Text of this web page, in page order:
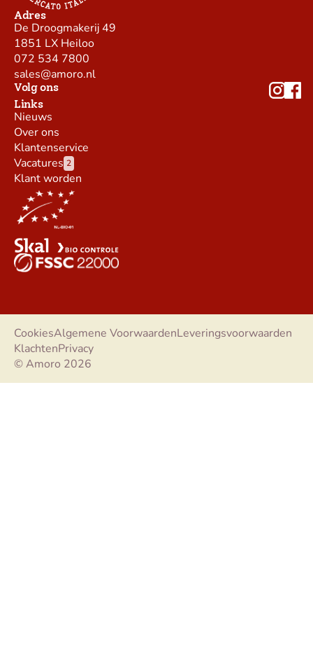
Adres
De Droogmakerij 49
1851 LX Heiloo
072 534 7800
sales@amoro.nl
Volg ons
Links
Nieuws
Over ons
Klantenservice
Vacatures 2
Klant worden
© Amoro 2026
CookiesAlgemene VoorwaardenLeveringsvoorwaarden
KlachtenPrivacy